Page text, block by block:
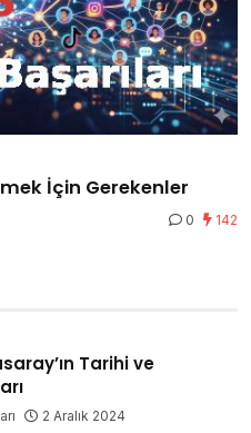
İçin Gerekenler
0 142
Tarihi ve
2 Aralık 2024